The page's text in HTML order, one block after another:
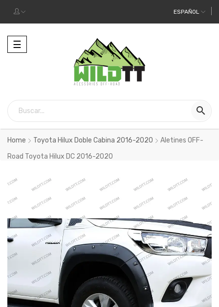
ESPAÑOL
Alternar
la
☰

Home Toyota Hilux Doble Cabina 2016-2020
Aletines OFF-
Road Toyota Hilux DC 2016-2020